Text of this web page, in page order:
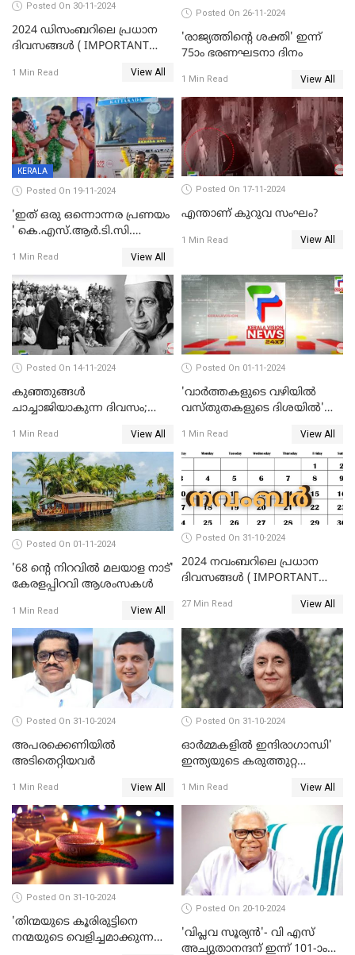
Posted On 30-11-2024
2024 ഡിസംബറിലെ പ്രധാന
ദിവസങ്ങൾ ( IMPORTANT
1 Min Read View All
Posted On 26-11-2024
'രാജ്യത്തിന്റെ ശക്തി' ഇന്ന്
75ാം ഭരണഘടനാ ദിനം
1 Min Read View All
KERALA
Posted On 19-11-2024
'ഇത് ഒരു ഒന്നൊന്നര പ്രണയം
' കെ.എസ്.ആര്‍.ടി.സി.
ഒടുക്കം താലികെട്ടിനും അതേ
ബസില്‍ യാത്ര
1 Min Read View All
Posted On 17-11-2024
എന്താണ് കുറുവ സംഘം?
1 Min Read View All
Posted On 14-11-2024
കുഞ്ഞുങ്ങള്‍
ചാച്ചാജിയാകുന്ന ദിവസം;
1 Min Read View All
Posted On 01-11-2024
'വാർത്തകളുടെ വഴിയിൽ
വസ്തുതകളുടെ ദിശയിൽ'
വയസ്സ്
1 Min Read View All
Posted On 01-11-2024
'68 ന്റെ നിറവിൽ മലയാള നാട്'
കേരളപ്പിറവി ആശംസകൾ
1 Min Read View All
Posted On 31-10-2024
2024 നവംബറിലെ പ്രധാന
ദിവസങ്ങൾ ( IMPORTANT
27 Min Read View All
Posted On 31-10-2024
അപരക്കെണിയിൽ
അടിതെറ്റിയവർ
1 Min Read View All
Posted On 31-10-2024
ഓര്‍മ്മകളില്‍ ഇന്ദിരാഗാന്ധി'
ഇന്ത്യയുടെ കരുത്തുറ്റ
രക്തസാക്ഷിത്വത്തിന് 40
വർഷങ്ങൾ
1 Min Read View All
Posted On 31-10-2024
'തിന്മയുടെ കൂരിരുട്ടിനെ
നന്മയുടെ വെളിച്ചമാക്കുന്ന
Posted On 20-10-2024
'വിപ്ലവ സൂര്യന്‍'- വി എസ്
അച്യുതാനന്ദന് ഇന്ന് 101-ാം